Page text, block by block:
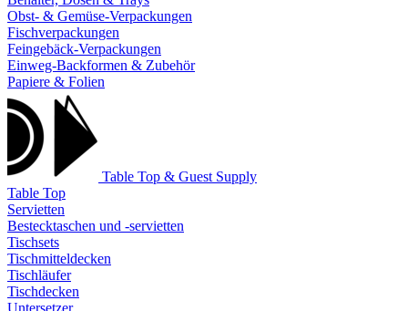
Obst- & Gemüse-Verpackungen
Fischverpackungen
Feingebäck-Verpackungen
Einweg-Backformen & Zubehör
Papiere & Folien
Table Top & Guest Supply
Table Top
Servietten
Bestecktaschen und -servietten
Tischsets
Tischmitteldecken
Tischläufer
Tischdecken